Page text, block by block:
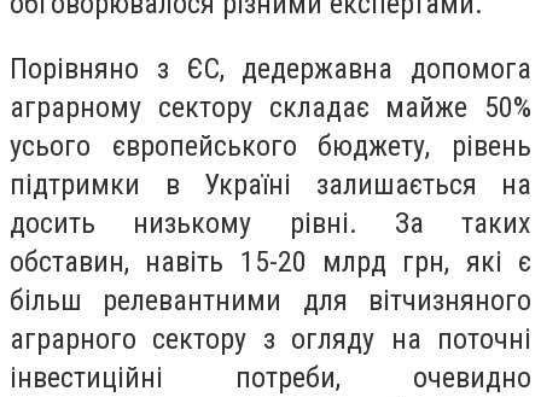
Порівняно з ЄС, дедержавна допомога
аграрному сектору складає майже 50%
усього європейського бюджету, рівень
підтримки в Україні залишається на
досить низькому рівні. За таких
обставин, навіть 15-20 млрд грн, які є
більш релевантними для вітчизняного
аграрного сектору з огляду на поточні
інвестиційні потреби, очевидно